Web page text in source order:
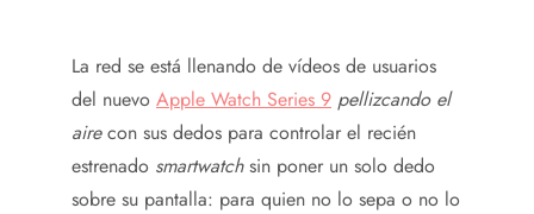
La red se está llenando de vídeos de usuarios
del nuevo Apple Watch Series 9 pellizcando el
airecon sus dedos para controlar el recién
estrenado smartwatchsin poner un solo dedo
sobre su pantalla: para quien no lo sepa o no lo